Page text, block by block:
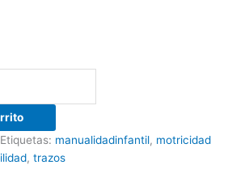
Etiquetas: manualidadinfantil, motricidad
, trazos